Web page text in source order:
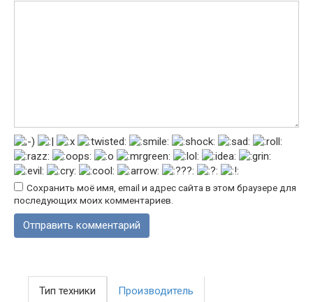
Сохранить моё имя, email и адрес сайта в этом браузере для
последующих моих комментариев.
Тип техники Производитель